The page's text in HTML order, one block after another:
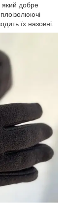
який добре
їх назовні.